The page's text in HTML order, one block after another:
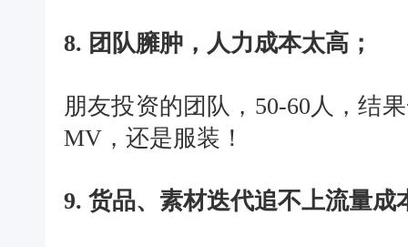
8. 团队臃肿，人力成本太高；
朋友投资的团队，50-60人，结
MV，还是服装！
9. 货品、素材迭代追不上流量成